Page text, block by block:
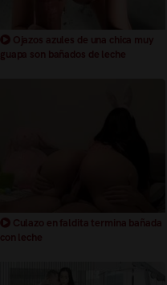
Ojazos azules de una chica muy
guapa son bañados de leche
Culazo en faldita termina bañada
con leche